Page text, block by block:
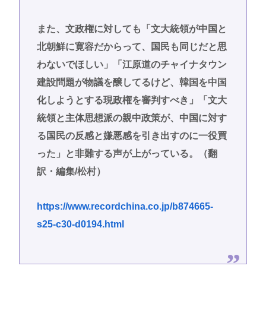
また、文政権に対しても「文大統領が中国と
北朝鮮に寛容だからって、国民も同じだと思
わないでほしい」「江原道のチャイナタウン
建設問題が物議を醸してるけど、韓国を中国
化しようとする現政権を審判すべき」「文大
統領と主体思想派の親中政策が、中国に対す
る国民の反感と嫌悪感を引き出すのに一役買
った」と非難する声が上がっている。（翻
訳・編集/松村）
https://www.recordchina.co.jp/b874665-
s25-c30-d0194.html